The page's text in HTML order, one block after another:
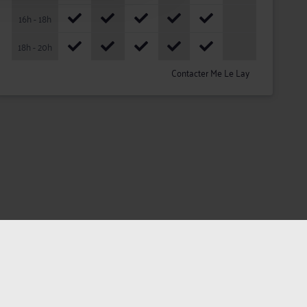
16h - 18h
18h - 20h
Contacter Me Le Lay